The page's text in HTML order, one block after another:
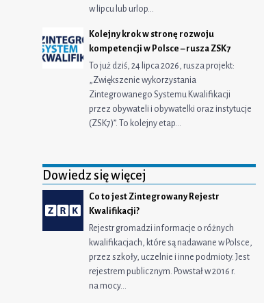
w lipcu lub urlop…
Kolejny krok w stronę rozwoju
kompetencji w Polsce – rusza ZSK7
To już dziś, 24 lipca 2026, rusza projekt:
„Zwiększenie wykorzystania
Zintegrowanego Systemu Kwalifikacji
przez obywateli i obywatelki oraz instytucje
(ZSK7)”. To kolejny etap…
Dowiedz się więcej
Co to jest Zintegrowany Rejestr
Kwalifikacji?
Rejestr gromadzi informacje o różnych
kwalifikacjach, które są nadawane w Polsce,
przez szkoły, uczelnie i inne podmioty. Jest
rejestrem publicznym. Powstał w 2016 r.
na mocy…